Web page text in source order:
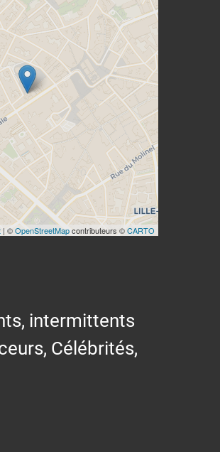
| ©OpenStreetMapcontributeurs ©CARTO
intermittents
Célébrités,